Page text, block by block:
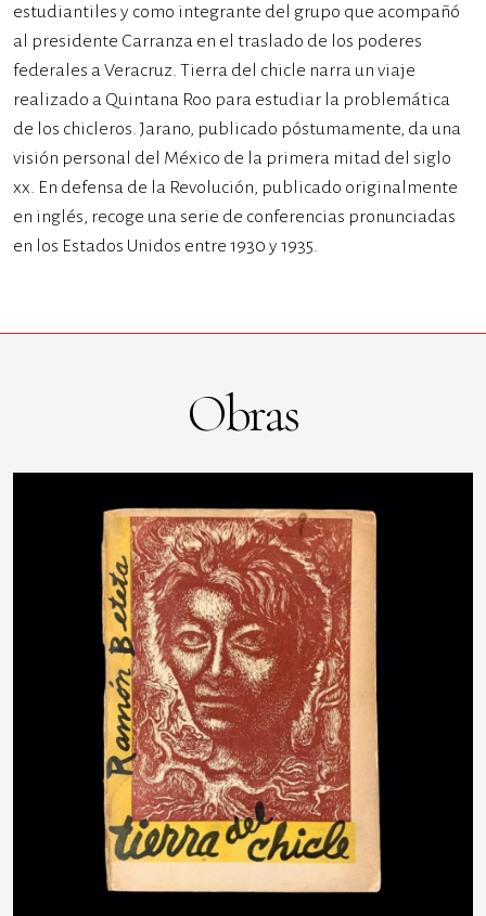
estudiantiles y como integrante del grupo que acompañó
al presidente Carranza en el traslado de los poderes
federales a Veracruz. Tierra del chicle narra un viaje
realizado a Quintana Roo para estudiar la problemática
de los chicleros. Jarano, publicado póstumamente, da una
visión personal del México de la primera mitad del siglo
xx. En defensa de la Revolución, publicado originalmente
en inglés, recoge una serie de conferencias pronunciadas
en los Estados Unidos entre 1930 y 1935.
Obras